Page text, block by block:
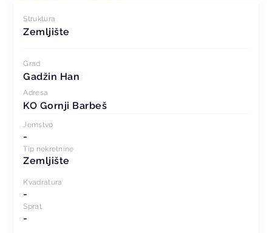
Struktura
Zemljište
Grad
Gadžin Han
Adresa
KO Gornji Barbeš
Jemstvo
-
Tip nekretnine
Zemljište
Kvadratura
-
Sprat
-